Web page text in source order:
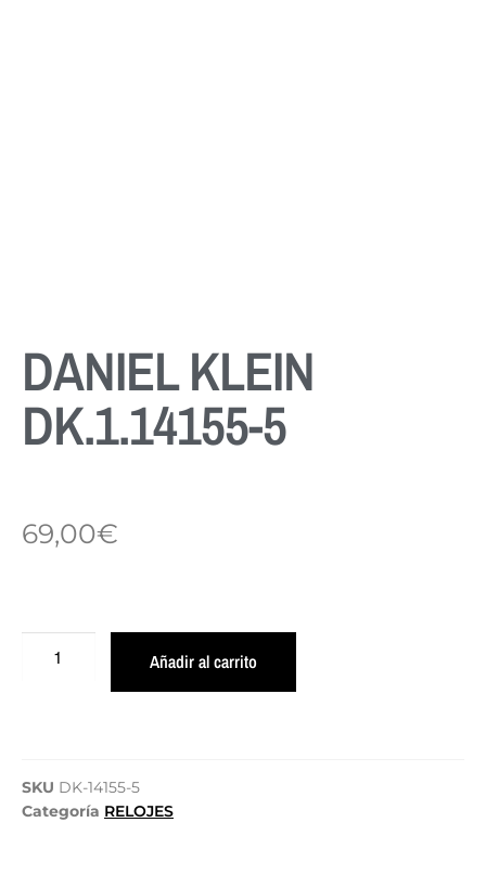
DANIEL KLEIN
DK.1.14155-5
69,00€
Añadir al carrito
SKU DK-14155-5
Categoría RELOJES